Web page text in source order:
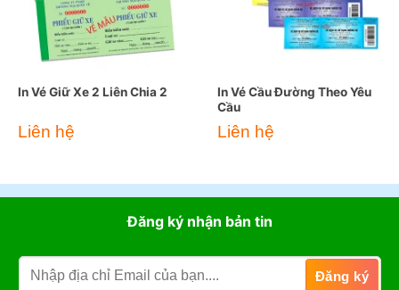
In Vé Giữ Xe 2 Liên Chia 2
Liên hệ
In Vé Cầu Đường Theo Yêu
Cầu
Liên hệ
Đăng ký nhận bản tin